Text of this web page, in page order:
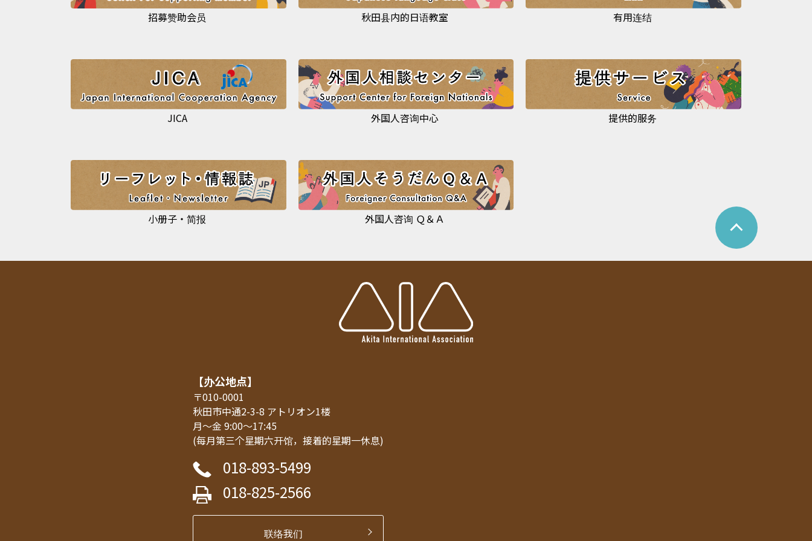
招募赞助会员 秋田县内的日语教室 有用连结
JICA 外国人咨询中心 提供的服务
小册子・简报 外国人咨询 Ｑ＆Ａ
【办公地点】
〒010-0001
秋田市中通2-3-8 アトリオン1楼
月～金 9:00～17:45
(每月第三个星期六开馆，接着的星期一休息)
018-893-5499
018-825-2566
联络我们